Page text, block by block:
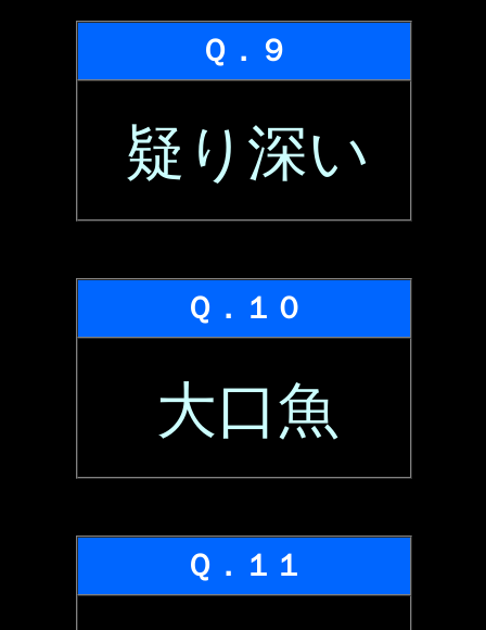
Ｑ．９
疑り深い
Ｑ．１０
大口魚
Ｑ．１１